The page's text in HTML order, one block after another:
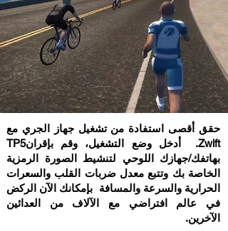
حقق أقصى استفادة من تشغيل جهاز الجري مع
Zwift. أدخل وضع التشغيل، وقم بإقرانTP5
بهاتفك/جهازك اللوحي لتنشيط الصورة الرمزية
الخاصة بك وتتبع معدل ضربات القلب والسعرات
الحرارية والسرعة والمسافة بإمكانك الآن الركض
في عالم افتراضي مع الآلاف من العدائين
الآخرين.